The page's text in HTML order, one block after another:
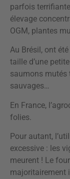
parfois
élevage
OGM, plantes
Au Brésil, ont
taille d’une
saumons mutés
sauvages…
En France,
folies.
Pour autant,
excessive : les
meurent ! Le
majoritairement